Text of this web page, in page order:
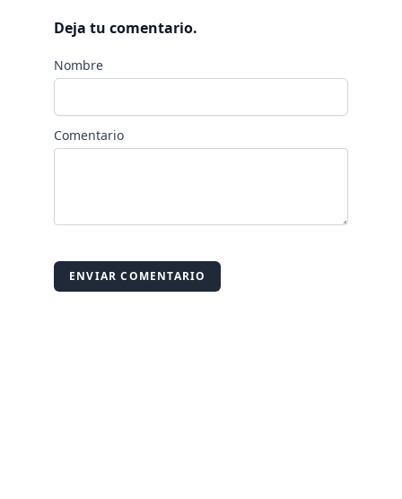
Deja tu comentario.
Nombre
Comentario
ENVIAR COMENTARIO